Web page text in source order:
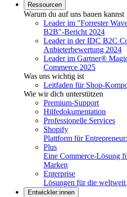
Ressourcen
Warum du auf uns bauen kannst
Leader im "Forrester
B2B"-Bericht 2024
Leader in der IDC B2C
Anbieterbewertung 2024
Leader im Gartner®
Commerce 2025
Was uns wichtig ist
Leitfaden für Shop-
Wie wir dich unterstützen
Premium-Support
Hilfedokumentation
Professionelle Services
Shopify
Plattform für
Plus
Eine Commerce-Lösung
Marken
Enterprise
Lösungen für die
Entwickler:innen